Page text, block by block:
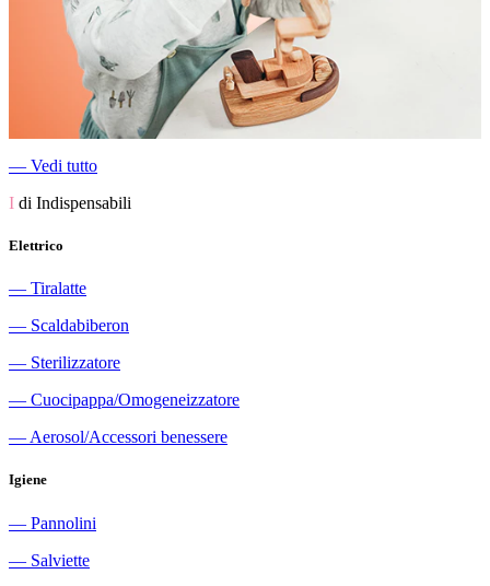
― Vedi tutto
I di Indispensabili
Elettrico
― Tiralatte
― Scaldabiberon
― Sterilizzatore
― Cuocipappa/Omogeneizzatore
― Aerosol/Accessori benessere
Igiene
― Pannolini
― Salviette